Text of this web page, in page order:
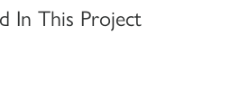
In This Project